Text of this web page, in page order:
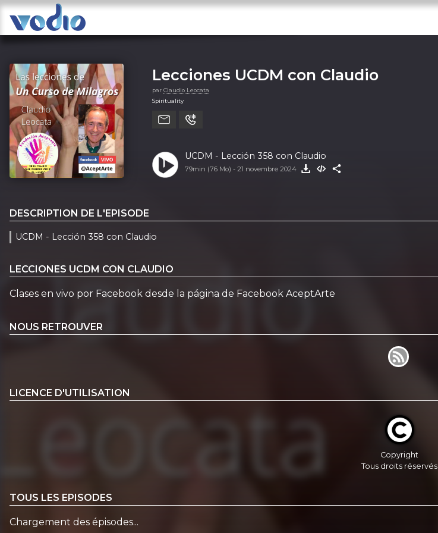
Lecciones UCDM con Claudio
par Claudio Leocata
Spirituality
UCDM - Lección 358 con Claudio
79min (76 Mo) - 21 novembre 2024
DESCRIPTION DE L'EPISODE
UCDM - Lección 358 con Claudio
LECCIONES UCDM CON CLAUDIO
Clases en vivo por Facebook desde la página de Facebook AceptArte
NOUS RETROUVER
LICENCE D'UTILISATION
Copyright
Tous droits réservés
TOUS LES EPISODES
Chargement des épisodes...